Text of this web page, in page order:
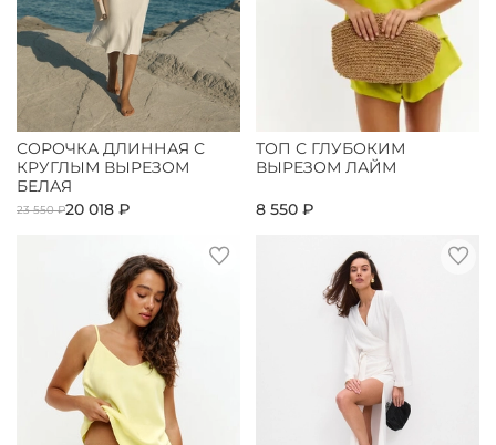
СОРОЧКА ДЛИННАЯ С
КРУГЛЫМ ВЫРЕЗОМ
БЕЛАЯ
23 550 ₽20 018 ₽
ТОП С ГЛУБОКИМ
ВЫРЕЗОМ ЛАЙМ
8 550 ₽